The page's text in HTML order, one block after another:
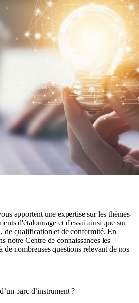
apportent une expertise sur les thèmes
d'étalonnage et d'essai ainsi que sur
de qualification et de conformité. En
notre Centre de connaissances les
de nombreuses questions relevant de nos
parc d’instrument ?